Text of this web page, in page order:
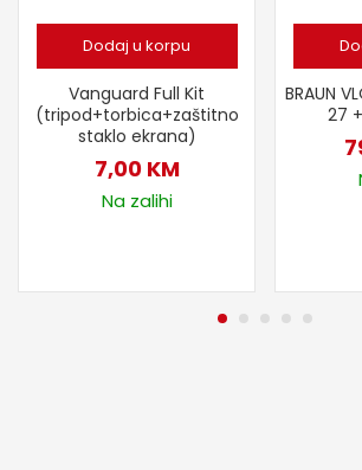
Dodaj u korpu
Vanguard Full Kit
(tripod+torbica+zaštitno
staklo ekrana)
7,00 KM
Na zalihi
BRAUN
27